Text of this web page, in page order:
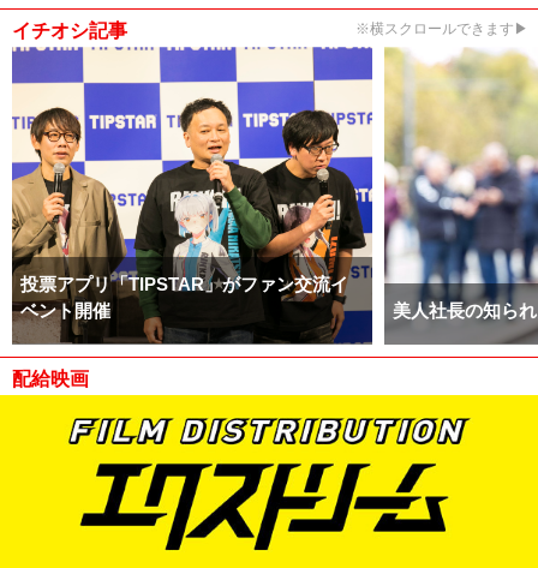
イチオシ記事 ※横スクロールできます▶
投票アプリ「TIPSTAR」がファン交流イ
ベント開催
美人社長の知ら
配給映画